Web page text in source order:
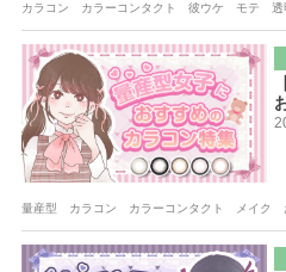
カラコン カラーコンタクト 彼ウケ モテ
量産型 カラコン カラーコンタクト メイク